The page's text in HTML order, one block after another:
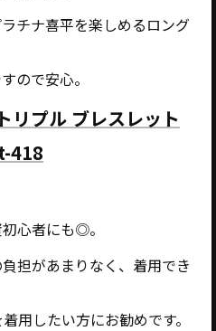
チナ喜平を楽しめるロング
ので安心。
プル ブレスレット
418
心者にも◎。
担があまりなく、着用でき
用したい方にお勧めです。